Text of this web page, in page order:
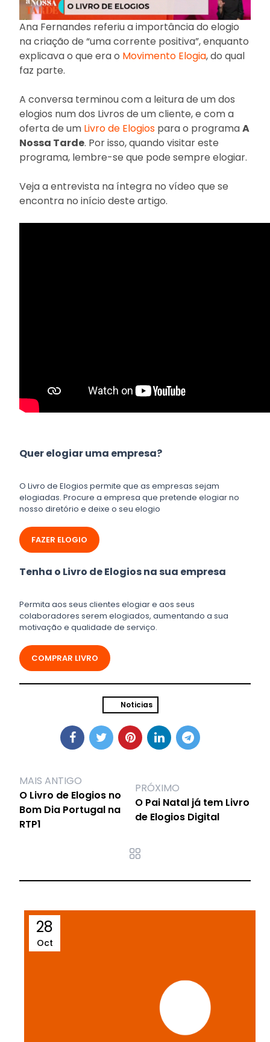
Ana Fernandes referiu a importância do elogio
na criação de “uma corrente positiva”, enquanto
explicava o que era o Movimento Elogia, do qual
faz parte.
A conversa terminou com a leitura de um dos
elogios num dos Livros de um cliente, e com a
oferta de um Livro de Elogios para o programaA
Nossa Tarde. Por isso, quando visitar este
programa, lembre-se que pode sempre elogiar.
Veja a entrevista na íntegra no vídeo que se
encontra no início deste artigo.
Quer elogiar uma empresa?
O Livro de Elogios permite que as empresas sejam
elogiadas. Procure a empresa que pretende elogiar no
nosso diretório e deixe o seu elogio
FAZER ELOGIO
Tenha o Livro de Elogios na sua empresa
Permita aos seus clientes elogiar e aos seus
colaboradores serem elogiados, aumentando a sua
motivação e qualidade de serviço.
COMPRAR LIVRO
Noticias
MAIS ANTIGO
O Livro de Elogios no
Bom Dia Portugal na
RTP1
PRÓXIMO
O Pai Natal já tem Livro
de Elogios Digital
28
Oct